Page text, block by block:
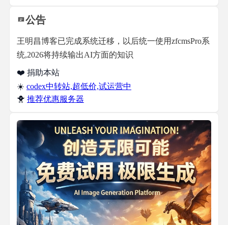
公告
王明昌博客已完成系统迁移，以后统一使用zfcmsPro系
统,2026将持续输出AI方面的知识
❤️ 捐助本站
☀️ codex中转站,超低价,试运营中
🐥 推荐优惠服务器